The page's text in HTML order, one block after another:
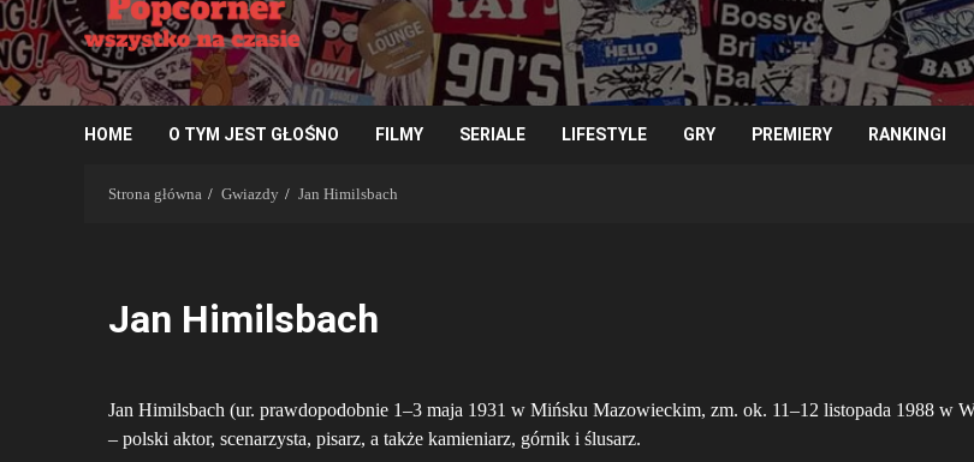
HOME O TYM JEST GŁOŚNO FILMY SERIALE LIFESTYLE GRY PREMIERY RANKINGI
Strona główna Gwiazdy Jan Himilsbach
Jan Himilsbach
Jan Himilsbach (ur. prawdopodobnie 1–3 maja 1931 w Mińsku Mazowieckim, zm. ok. 11–12 listopada 1988 w
– polski aktor, scenarzysta, pisarz, a także kamieniarz, górnik i ślusarz.